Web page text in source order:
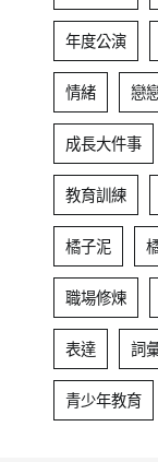
年度公演
情緒 戀
成長大件事
教育訓練
橘子泥
職場修煉
表達 詞
青少年教育